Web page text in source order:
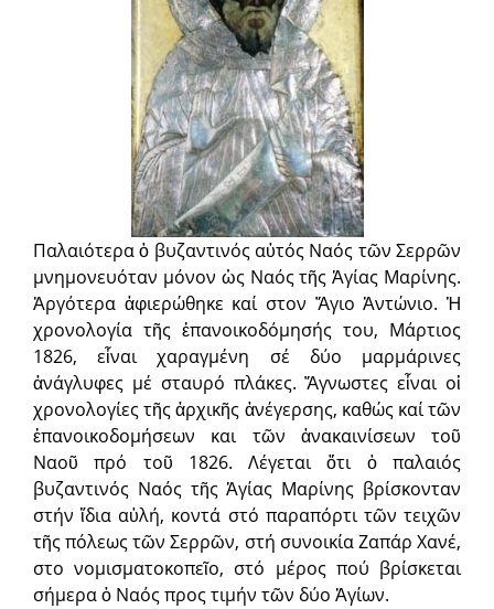
Παλαιότερα ὁ βυζαντινός αὐτός Ναός τῶν Σερρῶν
μνημονευόταν μόνον ὡς Ναός τῆς Ἁγίας Μαρίνης.
Ἀργότερα ἀφιερώθηκε καί στον Ἅγιο Ἀντώνιο. Ἡ
χρονολογία τῆς ἐπανοικοδόμησής του, Μάρτιος
1826, εἶναι χαραγμένη σέ δύο μαρμάρινες
ἀνάγλυφες μέ σταυρό πλάκες. Ἄγνωστες εἶναι οἱ
χρονολογίες τῆς ἀρχικῆς ἀνέγερσης, καθώς καί τῶν
ἐπανοικοδομήσεων και τῶν ἀνακαινίσεων τοῦ
Ναοῦ πρό τοῦ 1826. Λέγεται ὅτι ὁ παλαιός
βυζαντινός Ναός τῆς Ἁγίας Μαρίνης βρίσκονταν
στήν ἴδια αὐλή, κοντά στό παραπόρτι τῶν τειχῶν
τῆς πόλεως τῶν Σερρῶν, στή συνοικία Ζαπάρ Χανέ,
στο νομισματοκοπεῖο, στό μέρος πού βρίσκεται
σήμερα ὁ Ναός προς τιμήν τῶν δύο Ἁγίων.